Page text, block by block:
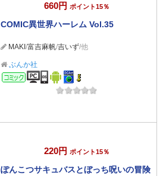
660円 ポイント15％
COMIC異世界ハーレム Vol.35
MAKI /富吉麻帆/吉いず/他
ぶんか社
コミック
220円 ポイント15％
ぽんこつサキュバスとぼっち呪いの冒険